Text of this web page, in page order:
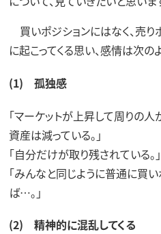
買いポジションにはなく、売
に起こってくる思い、感情は次の
(1) 孤独感
「マーケットが上昇して周りの
資産は減っている。」
「自分だけが取り残されている。」
「みんなと同じように普通に買
ば…。」
(2) 精神的に混乱してくる